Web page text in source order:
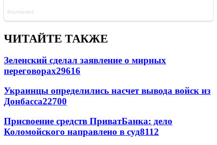
ЧИТАЙТЕ ТАКЖЕ
Зеленский сделал заявление о мирных
переговорах29616
Украинцы определились насчет вывода войск из
Донбасса22700
Присвоение средств ПриватБанка: дело
Коломойского направлено в суд8112